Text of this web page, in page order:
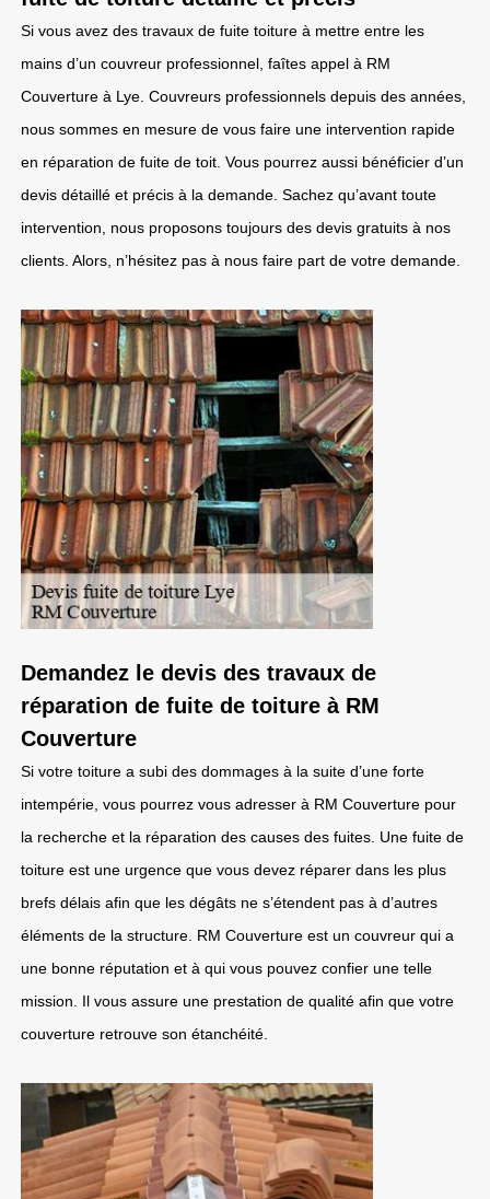
Si vous avez des travaux de fuite toiture à mettre entre les
mains d’un couvreur professionnel, faîtes appel à RM
Couverture à Lye. Couvreurs professionnels depuis des années,
nous sommes en mesure de vous faire une intervention rapide
en réparation de fuite de toit. Vous pourrez aussi bénéficier d’un
devis détaillé et précis à la demande. Sachez qu’avant toute
intervention, nous proposons toujours des devis gratuits à nos
clients. Alors, n’hésitez pas à nous faire part de votre demande.
Demandez le devis des travaux de
réparation de fuite de toiture à RM
Couverture
Si votre toiture a subi des dommages à la suite d’une forte
intempérie, vous pourrez vous adresser à RM Couverture pour
la recherche et la réparation des causes des fuites. Une fuite de
toiture est une urgence que vous devez réparer dans les plus
brefs délais afin que les dégâts ne s’étendent pas à d’autres
éléments de la structure. RM Couverture est un couvreur qui a
une bonne réputation et à qui vous pouvez confier une telle
mission. Il vous assure une prestation de qualité afin que votre
couverture retrouve son étanchéité.